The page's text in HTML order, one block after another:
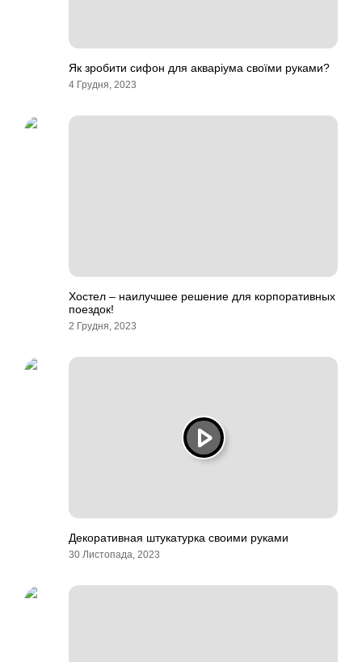
Як зробити сифон для акваріума своїми руками?
4 Грудня, 2023
Хостел – наилучшее решение для корпоративных
поездок!
2 Грудня, 2023
Декоративная штукатурка своими руками
30 Листопада, 2023